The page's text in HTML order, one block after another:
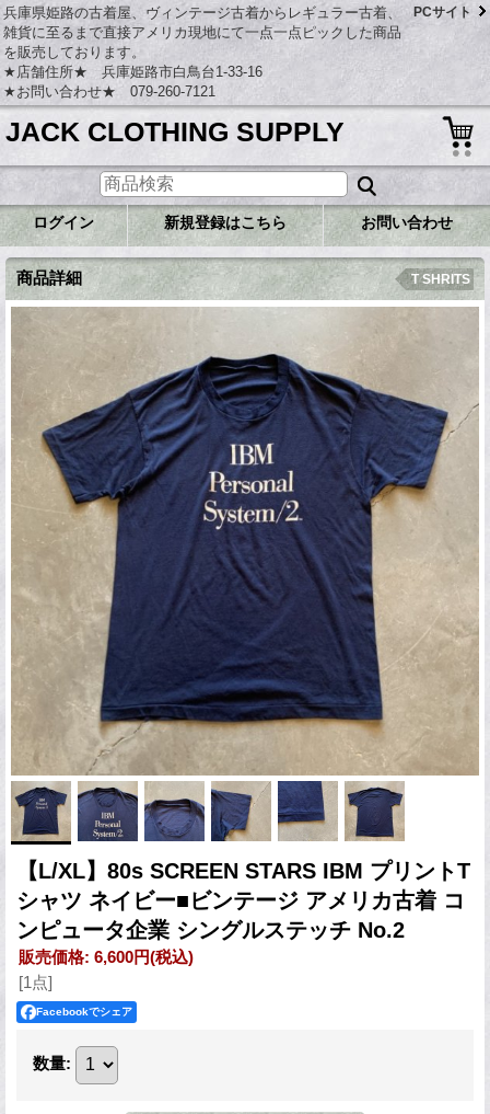
兵庫県姫路の古着屋、ヴィンテージ古着からレギュラー古着、
雑貨に至るまで直接アメリカ現地にて一点一点ピックした商品
を販売しております。
★店舗住所★ 兵庫姫路市白鳥台1-33-16
★お問い合わせ★ 079-260-7121
PCサイト
JACK CLOTHING SUPPLY
ログイン 新規登録はこちら お問い合わせ
商品詳細 T SHRITS
【L/XL】80s SCREEN STARS IBM プリントT
シャツ ネイビー■ビンテージ アメリカ古着 コ
ンピュータ企業 シングルステッチ No.2
販売価格: 6,600円(税込)
[1点]
Facebookでシェア
数量: